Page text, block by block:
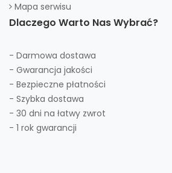
Mapa serwisu
Dlaczego Warto Nas Wybrać?
- Darmowa dostawa
- Gwarancja jakości
- Bezpieczne płatności
- Szybka dostawa
- 30 dni na łatwy zwrot
- 1 rok gwarancji